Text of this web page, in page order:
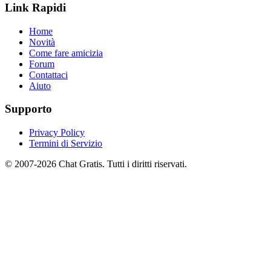
Link Rapidi
Home
Novità
Come fare amicizia
Forum
Contattaci
Aiuto
Supporto
Privacy Policy
Termini di Servizio
© 2007-2026 Chat Gratis. Tutti i diritti riservati.